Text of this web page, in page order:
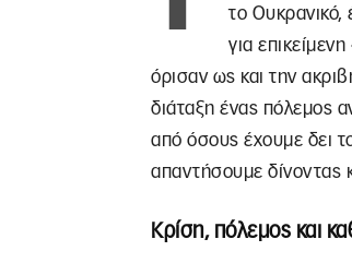
το Ουκρανικό,
για
όρισαν ως και την
διάταξη ένας πόλεμος
από όσους έχουμε δει
απαντήσουμε δίνοντας
Κρίση, πόλεμος και